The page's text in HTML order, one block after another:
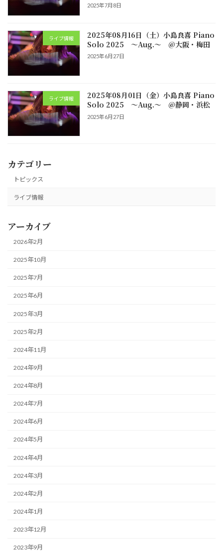
2025年7月8日
ライブ情報
2025年08月16日（土）小島良喜 Piano
Solo 2025 ～Aug.～ @大阪・梅田
2025年6月27日
ライブ情報
2025年08月01日（金）小島良喜 Piano
Solo 2025 ～Aug.～ @静岡・浜松
2025年6月27日
カテゴリー
トピックス
ライブ情報
アーカイブ
2026年2月
2025年10月
2025年7月
2025年6月
2025年3月
2025年2月
2024年11月
2024年9月
2024年8月
2024年7月
2024年6月
2024年5月
2024年4月
2024年3月
2024年2月
2024年1月
2023年12月
2023年9月